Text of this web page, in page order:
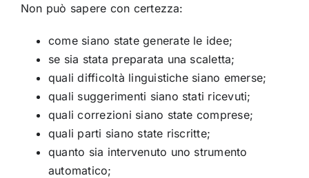
Non può sapere con certezza:
come siano state generate le idee;
se sia stata preparata una scaletta;
quali difficoltà linguistiche siano emerse;
quali suggerimenti siano stati ricevuti;
quali correzioni siano state comprese;
quali parti siano state riscritte;
quanto sia intervenuto uno strumento
automatico;